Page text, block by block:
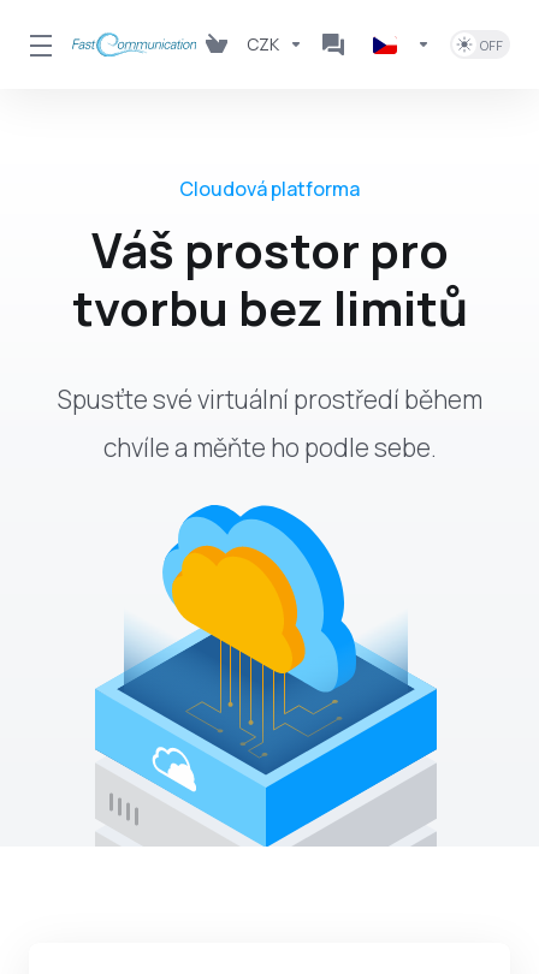
CZK
Cloudová platforma
Váš prostor pro
tvorbu bez limitů
Spusťte své virtuální prostředí během
chvíle a měňte ho podle sebe.